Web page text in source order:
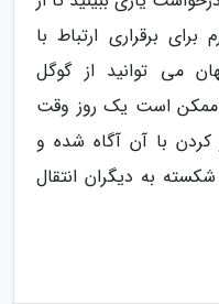
برای برقراری ارتباط با
می توانید از گوگل
ممکن است یک روز وقت
کردن با آن آگاه شده و
به دیگران انتقال